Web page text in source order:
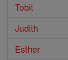
Tobit
Judith
Esther